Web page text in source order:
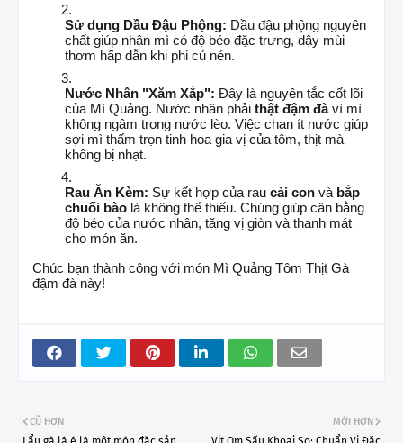
Sử dụng Dầu Đậu Phộng: Dầu đậu phộng nguyên
chất giúp nhân mì có độ béo đặc trưng, dậy mùi
thơm hấp dẫn khi phi củ nén.
Nước Nhân "Xăm Xắp": Đây là nguyên tắc cốt lõi
của Mì Quảng. Nước nhân phải thật đậm đàvì mì
không ngâm trong nước lèo. Việc chan ít nước giúp
sợi mì thấm trọn tinh hoa gia vị của tôm, thịt mà
không bị nhạt.
Rau Ăn Kèm: Sự kết hợp của rau cải con và bắp
chuối bào là không thể thiếu. Chúng giúp cân bằng
độ béo của nước nhân, tăng vị giòn và thanh mát
cho món ăn.
Chúc bạn thành công với món Mì Quảng Tôm Thịt Gà
đậm đà này!
MỚI HƠN
CŨ HƠN